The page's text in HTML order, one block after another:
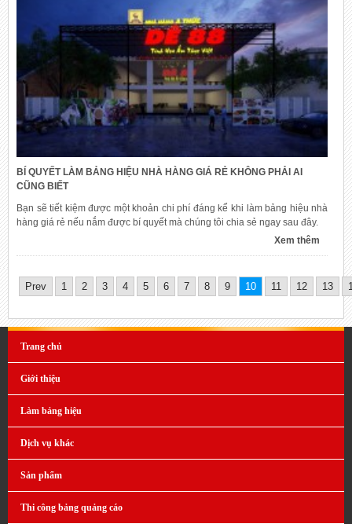
BÍ QUYẾT LÀM BẢNG HIỆU NHÀ HÀNG GIÁ RẺ KHÔNG PHẢI AI
CŨNG BIẾT
Bạn sẽ tiết kiệm được một khoản chi phí đáng kể khi làm bảng hiệu nhà
hàng giá rẻ nếu nắm được bí quyết mà chúng tôi chia sẻ ngay sau đây.
Xem thêm
Prev 1 2 3 4 5 6 7 8 9 10 11 12 13
Trang chủ
Giới thiệu
Làm bảng hiệu
Dịch vụ khác
Sản phẩm
Thi công bảng quảng cáo